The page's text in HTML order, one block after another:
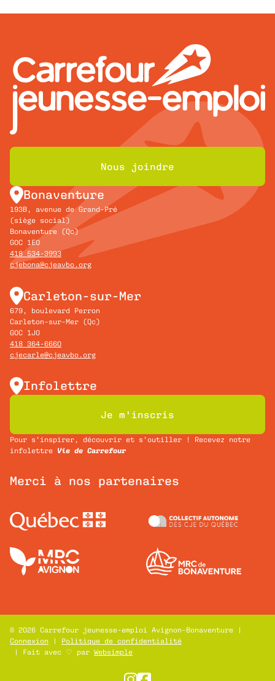
Nous joindre
Bonaventure
193B, avenue de Grand-Pré
(siège social)
Bonaventure (Qc)
G0C 1E0
418 534-3993
cjebona@cjeavbo.org
Carleton-sur-Mer
679, boulevard Perron
Carleton-sur-Mer (Qc)
G0C 1J0
418 364-6660
cjecarle@cjeavbo.org
Infolettre
Je m'inscris
Pour s’inspirer, découvrir et s’outiller ! Recevez notre
infolettre Vie de Carrefour
Merci à nos partenaires
© 2026 Carrefour jeunesse-emploi Avignon-Bonaventure |
Connexion | Politique de confidentialité
| Fait avec ♡ par Websimple